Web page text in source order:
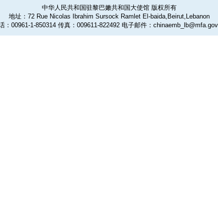
中华人民共和国驻黎巴嫩共和国大使馆 版权所有
地址：72 Rue Nicolas Ibrahim Sursock Ramlet El-baida,Beirut,Lebanon
：00961-1-850314 传真：009611-822492 电子邮件：